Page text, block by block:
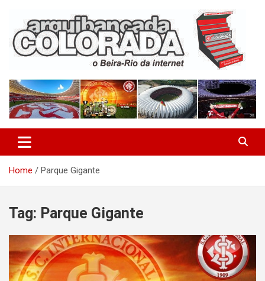
content
Arquibancada Colorada
Home Parque Gigante
Tag: Parque Gigante